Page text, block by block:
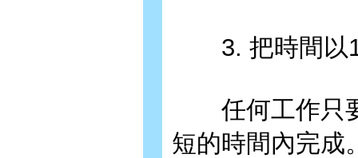
3. 把時間以
任何工作只要
短的時間內完成